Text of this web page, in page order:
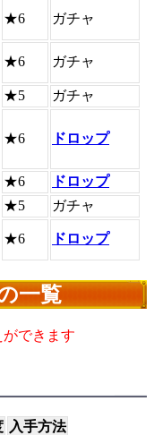
★6 ガチャ
★6 ガチャ
★5
ガチャ
★6 ドロップ
★6
ドロップ
★5
ガチャ
★6 ドロップ
一覧
できます
入手方法